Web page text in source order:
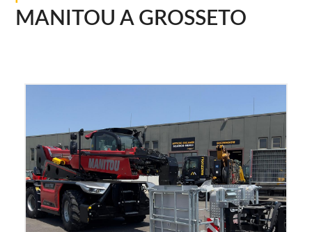
MANITOU A GROSSETO